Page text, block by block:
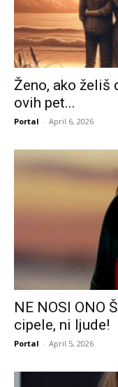
Ženo, ako želiš
ovih pet...
Portal - April 6, 2026
NE NOSI ONO
cipele, ni ljude!
Portal - April 5, 2026